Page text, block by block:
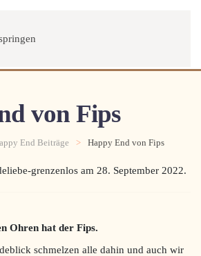
von Fips
End Beiträge Happy End von Fips
grenzenlos am 28. September 2022.
Ohren hat der Fips.
schmelzen alle dahin und auch wir